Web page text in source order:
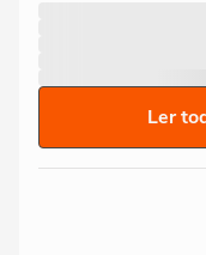
Ler